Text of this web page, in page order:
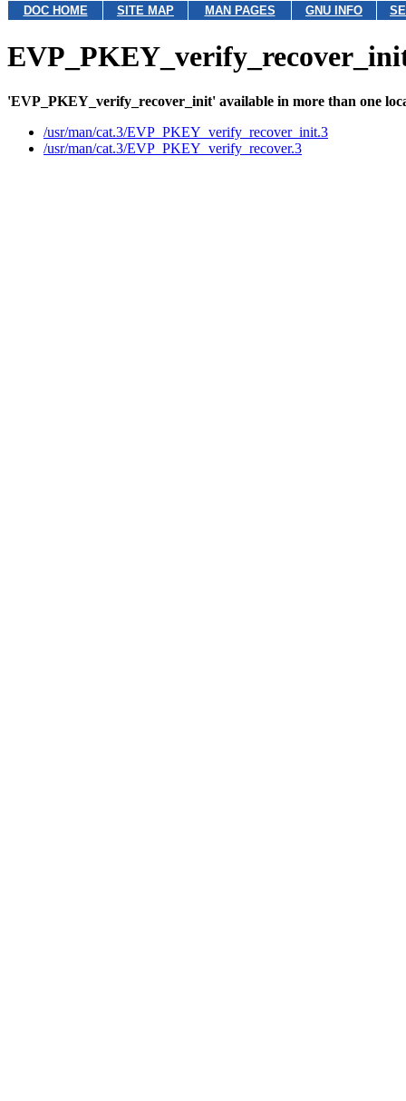
DOC HOME SITE MAP MAN PAGES GNU INFO
'EVP_PKEY_verify_recover_init' available in more than one
/usr/man/cat.3/EVP_PKEY_verify_recover_init.3
/usr/man/cat.3/EVP_PKEY_verify_recover.3